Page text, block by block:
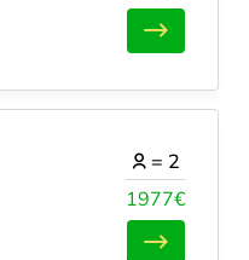
1977€
= 2